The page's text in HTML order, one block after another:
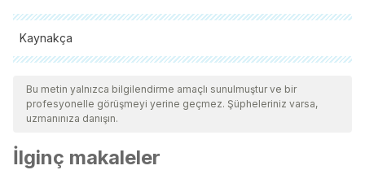
Kaynakça
Tüm alıntı yapılan kaynaklar, kalitelerini, güvenilirliklerini,
güncelliklerini ve geçerliliklerini sağlamak için ekibimiz
tarafından derinlemesine incelendi. Bu makalenin bibliyografisi
kabul edildi.
Bu metin yalnızca bilgilendirme amaçlı sunulmuştur ve bir
profesyonelle görüşmeyi yerine geçmez. Şüpheleriniz varsa,
uzmanınıza danışın.
İlginç makaleler